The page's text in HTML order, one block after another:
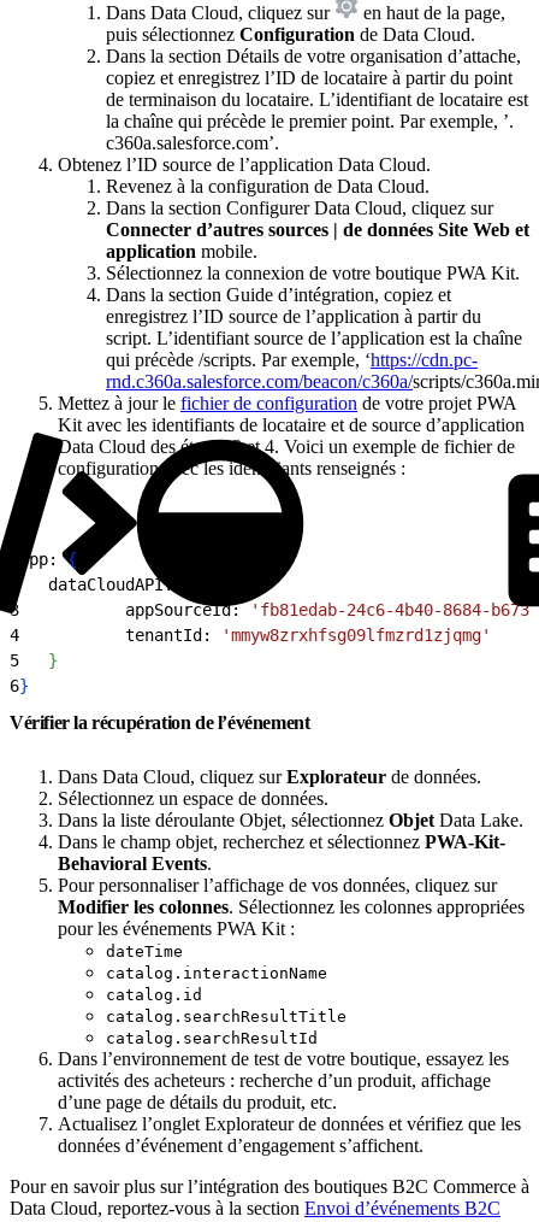
Dans Data Cloud, cliquez sur
en haut de la page,
puis sélectionnez Configuration de Data Cloud.
Dans la section Détails de votre organisation d’attache,
copiez et enregistrez l’ID de locataire à partir du point
de terminaison du locataire. L’identifiant de locataire est
la chaîne qui précède le premier point. Par exemple, ’.
c360a.salesforce.com’.
Obtenez l’ID source de l’application Data Cloud.
Revenez à la configuration de Data Cloud.
Dans la section Configurer Data Cloud, cliquez sur
Connecter d’autres sources | de données Site Web et
application mobile.
Sélectionnez la connexion de votre boutique PWA Kit.
Dans la section Guide d’intégration, copiez et
enregistrez l’ID source de l’application à partir du
script. L’identifiant source de l’application est la chaîne
qui précède /scripts. Par exemple, ‘https://cdn.pc-
rnd.c360a.salesforce.com/beacon/c360a/scripts/
Mettez à jour le fichier de configuration de votre projet PWA
Kit avec les identifiants de locataire et de source d’application
Data Cloud des étapes 3 et 4. Voici un exemple de fichier de
configuration avec les identifiants renseignés :
app: {
   dataCloudAPI:
3
           appSourceId:
'fb81edab-24c6-4b40-8684-
4
           tenantId:
'mmyw8zrxhfsg09lfmzrd1zjqmg'
5
}
6}
Vérifier la récupération de l’événement
Dans Data Cloud, cliquez surExplorateur de données.
Sélectionnez un espace de données.
Dans la liste déroulante Objet, sélectionnez Objet Data Lake.
Dans le champ objet, recherchez et sélectionnez PWA-Kit-
Behavioral Events.
Pour personnaliser l’affichage de vos données, cliquez sur
Modifier les colonnes. Sélectionnez les colonnes appropriées
pour les événements PWA Kit :
dateTime
catalog.interactionName
catalog.id
catalog.searchResultTitle
catalog.searchResultId
Dans l’environnement de test de votre boutique, essayez les
activités des acheteurs : recherche d’un produit, affichage
d’une page de détails du produit, etc.
Actualisez l’onglet Explorateur de données et vérifiez que les
données d’événement d’engagement s’affichent.
Pour en savoir plus sur l’intégration des boutiques B2C Commerce à
Data Cloud, reportez-vous à la section Envoi d’événements B2C